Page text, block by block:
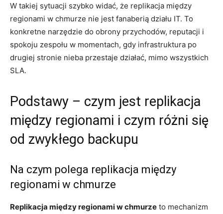
W takiej sytuacji szybko widać, że replikacja między
regionami w chmurze nie jest fanaberią działu IT. To
konkretne narzędzie do obrony przychodów, reputacji i
spokoju zespołu w momentach, gdy infrastruktura po
drugiej stronie nieba przestaje działać, mimo wszystkich
SLA.
Podstawy – czym jest replikacja
między regionami i czym różni się
od zwykłego backupu
Na czym polega replikacja między
regionami w chmurze
Replikacja między regionami w chmurze to mechanizm